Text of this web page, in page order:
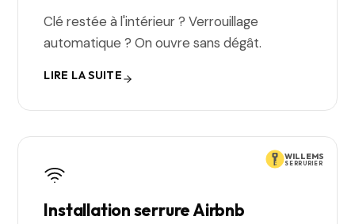
Clé restée à l'intérieur ? Verrouillage
automatique ? On ouvre sans dégât.
LIRE LA SUITE
WILLEMS
SERRURIER
Installation serrure Airbnb